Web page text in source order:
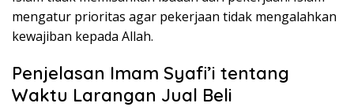
mengatur prioritas agar pekerjaan tidak mengalahkan
kewajiban kepada Allah.
Penjelasan Imam Syafi’i tentang
Waktu Larangan Jual Beli